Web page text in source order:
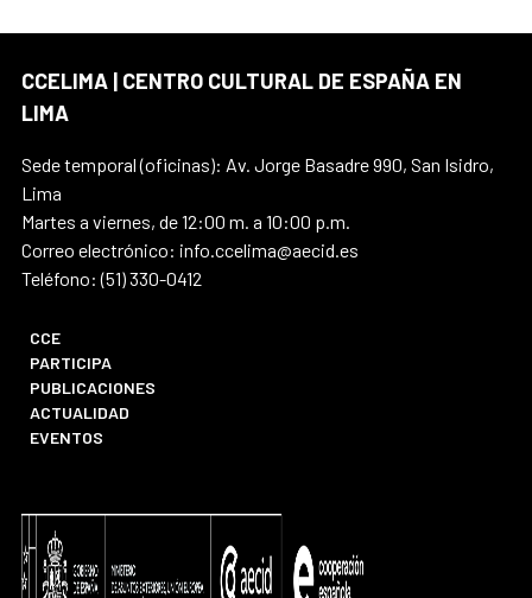
CCELIMA | CENTRO CULTURAL DE ESPAÑA EN
LIMA
Sede temporal (oficinas): Av. Jorge Basadre 990, San Isidro,
Lima
Martes a viernes, de 12:00 m. a 10:00 p.m.
Correo electrónico: info.ccelima@aecid.es
Teléfono: (51) 330-0412
CCE
PARTICIPA
PUBLICACIONES
ACTUALIDAD
EVENTOS